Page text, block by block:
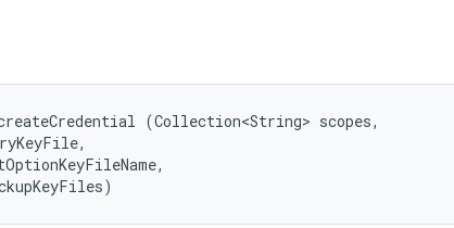
(Collection<String> scopes,